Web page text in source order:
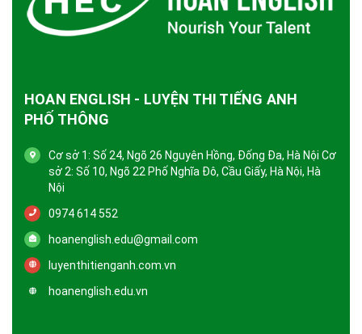
HOAN ENGLISH - LUYỆN THI TIẾNG ANH
PHỐ THÔNG
Cơ sở 1: Số 24, Ngõ 26 Nguyên Hồng, Đống Đa, Hà Nội Cơ
sở 2: Số 10, Ngõ 22 Phố Nghĩa Đô, Cầu Giấy, Hà Nội, Hà
Nội
0974 614 552
hoanenglish.edu@gmail.com
luyenthitienganh.com.vn
hoanenglish.edu.vn